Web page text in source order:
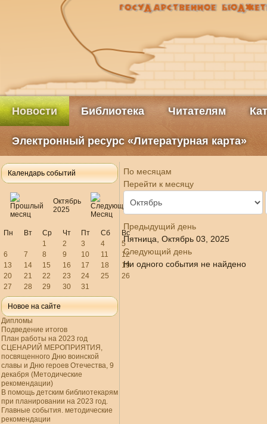
Новости Библиотека Читателям
Электронный ресурс «Литературная карта»
Календарь событий
Октябрь
2025
Пн Вт Ср Чт Пт Сб
Вс
1
2 3 4
5
6
7 8 9 10 11
12
13
14 15 16 17 18
19
20
21 22 23 24 25
26
27
28 29 30 31
Новое на сайте
Дипломы
Подведение итогов
План работы на 2023 год
СЦЕНАРИЙ МЕРОПРИЯТИЯ,
посвященного Дню воинской
славы и Дню героев Отечества, 9
декабря (Методические
рекомендации)
В помощь детским библиотекарям
при планировании на 2023 год.
Главные события. методические
рекомендации
По месяцам
Перейти к месяцу
Предыдущий день
Пятница, Октябрь 03, 2025
Следующий день
Ни одного события не найдено